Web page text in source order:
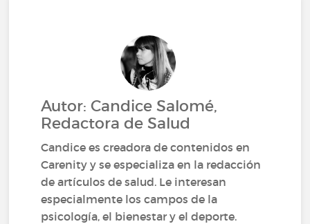
Autor: Candice Salomé,
Redactora de Salud
Candice es creadora de contenidos en
Carenity y se especializa en la redacción
de artículos de salud. Le interesan
especialmente los campos de la
psicología, el bienestar y el deporte.